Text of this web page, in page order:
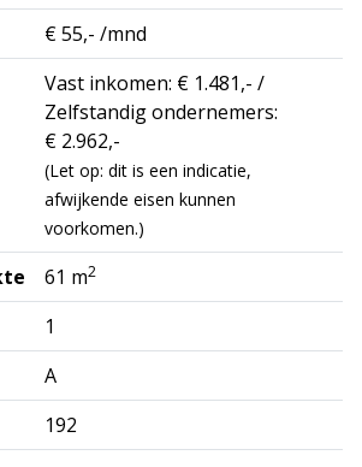
€ 55,- /mnd
Vast inkomen: € 1.481,- /
Zelfstandig ondernemers:
€ 2.962,-
(Let op: dit is een indicatie,
afwijkende eisen kunnen
voorkomen.)
61 m2
1
A
192